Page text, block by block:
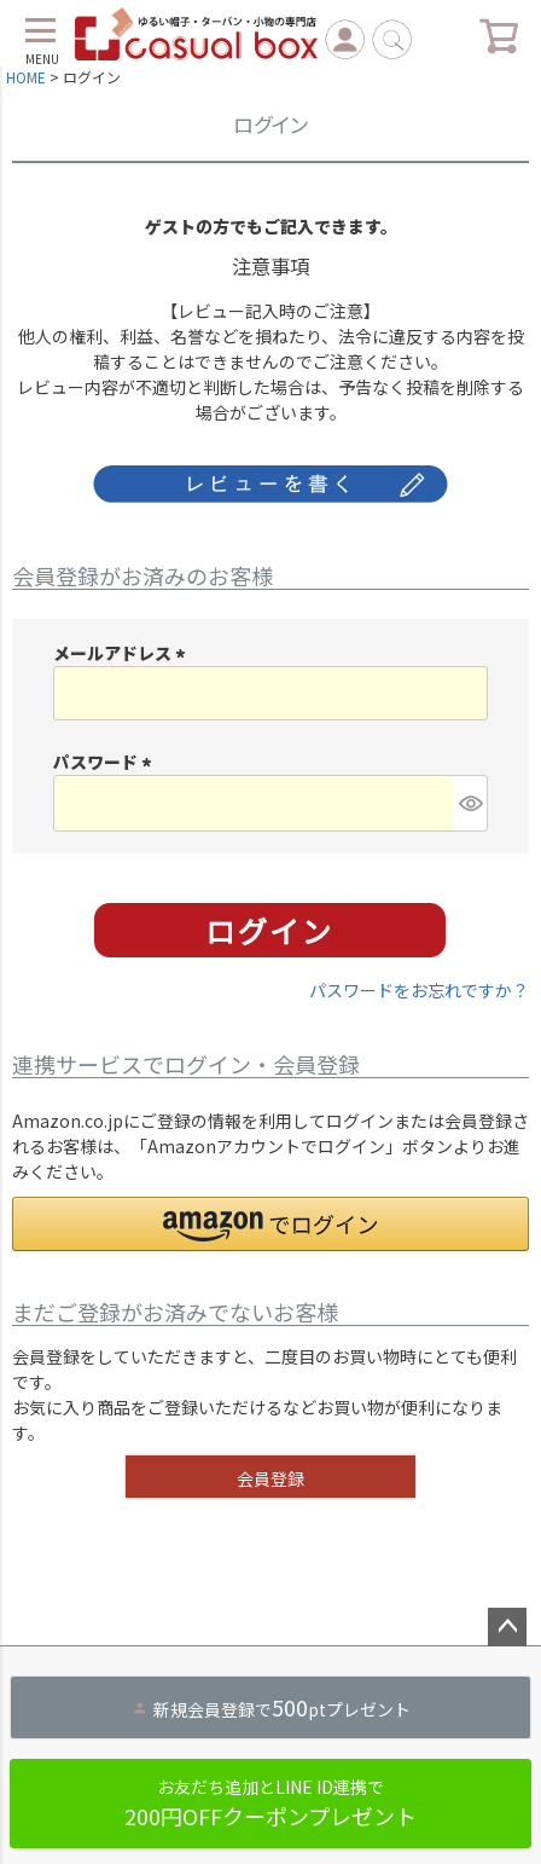
MENU
HOME ログイン
ログイン
ゲストの方でもご記入できます。
注意事項
【レビュー記入時のご注意】
他人の権利、利益、名誉などを損ねたり、法令に違反する内容を投
稿することはできませんのでご注意ください。
レビュー内容が不適切と判断した場合は、予告なく投稿を削除する
場合がございます。
会員登録がお済みのお客様
メールアドレス
パスワード
パスワードをお忘れですか？
連携サービスでログイン・会員登録
Amazon.co.jpにご登録の情報を利用してログインまたは会員登録さ
れるお客様は、「Amazonアカウントでログイン」ボタンよりお進
みください。
まだご登録がお済みでないお客様
会員登録をしていただきますと、二度目のお買い物時にとても便利
です。
お気に入り商品をご登録いただけるなどお買い物が便利になりま
す。
会員登録
へ
新規会員登録で500ptプレゼント
お友だち追加とLINE ID連携で
200円OFFクーポンプレゼント